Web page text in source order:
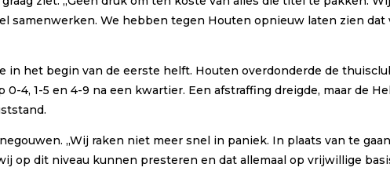
samenwerken. We hebben tegen Houten opnieuw laten zien dat
in het begin van de eerste helft. Houten overdonderde de
4, 1-5 en 4-9 na een kwartier. Een afstraffing dreigde, maar de
,,Wij raken niet meer snel in paniek. In plaats van te
op dit niveau kunnen presteren en dat allemaal op vrijwillige